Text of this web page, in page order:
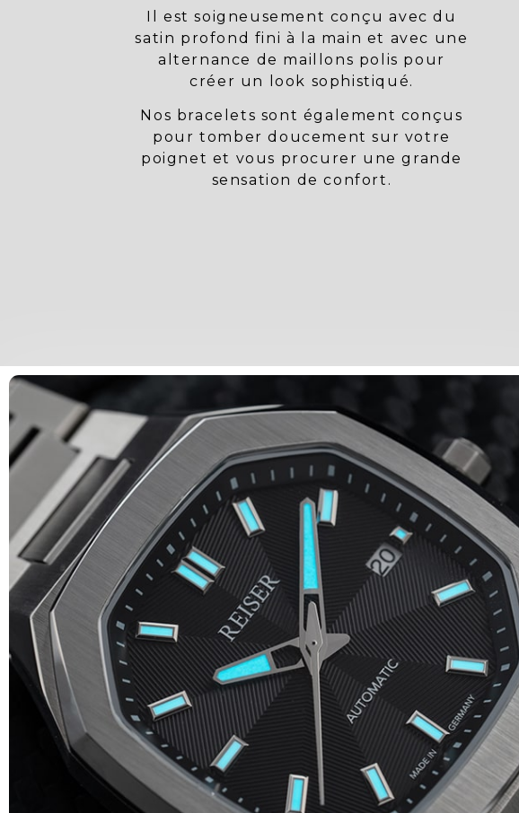
Il est soigneusement conçu avec du
satin profond fini à la main et avec une
alternance de maillons polis pour
créer un look sophistiqué.
Nos bracelets sont également conçus
pour tomber doucement sur votre
poignet et vous procurer une grande
sensation de confort.